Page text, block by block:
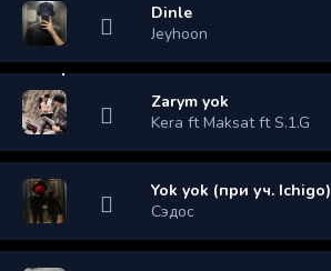
Dinle
Jeyhoon
Zarym yok
Kera ft Maksat ft S.1.G
Yok yok (при уч. Ichigo)
Сэдос